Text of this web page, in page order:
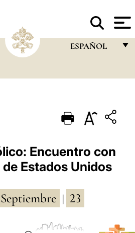
ESPAÑOL
PORTUGUÊS
DEUTSCH
العربيّة
中文
Encuentro con
Estados Unidos
Septiembre 23